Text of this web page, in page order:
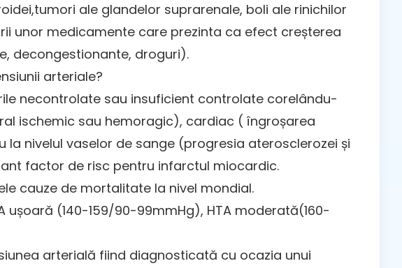
ale glandelor suprarenale, boli ale rinichilor
unor medicamente care prezinta ca efect creșterea
decongestionante, droguri).
arteriale?
necontrolate sau insuficient controlate corelându-
ischemic sau hemoragic), cardiac ( îngroșarea
nivelul vaselor de sange (progresia aterosclerozei și
factor de risc pentru infarctul miocardic.
cauze de mortalitate la nivel mondial.
(140-159/90-99mmHg), HTA moderată(160-
arterială fiind diagnosticată cu ocazia unui